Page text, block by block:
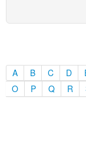
A B C D
O
P Q R